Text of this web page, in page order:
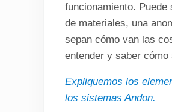
funcionamiento.
de materiales, una
sepan cómo van las
entender y saber
Expliquemos los
los sistemas Andon.